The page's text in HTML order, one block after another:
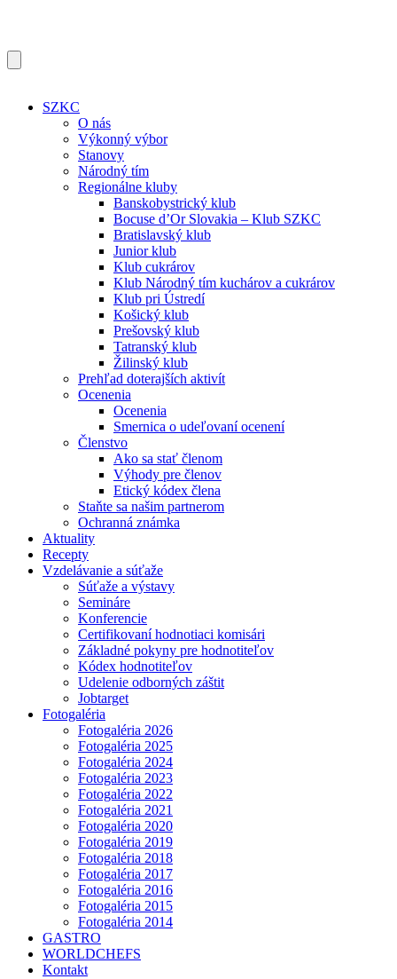
SZKC
O nás
Výkonný výbor
Stanovy
Národný tím
Regionálne kluby
Banskobystrický klub
Bocuse d’Or Slovakia – Klub SZKC
Bratislavský klub
Junior klub
Klub cukrárov
Klub Národný tím kuchárov a cukrárov
Klub pri Ústredí
Košický klub
Prešovský klub
Tatranský klub
Žilinský klub
Prehľad doterajších aktivít
Ocenenia
Ocenenia
Smernica o udeľovaní ocenení
Členstvo
Ako sa stať členom
Výhody pre členov
Etický kódex člena
Staňte sa našim partnerom
Ochranná známka
Aktuality
Recepty
Vzdelávanie a súťaže
Súťaže a výstavy
Semináre
Konferencie
Certifikovaní hodnotiaci komisári
Základné pokyny pre hodnotiteľov
Kódex hodnotiteľov
Udelenie odborných záštit
Jobtarget
Fotogaléria
Fotogaléria 2026
Fotogaléria 2025
Fotogaléria 2024
Fotogaléria 2023
Fotogaléria 2022
Fotogaléria 2021
Fotogaléria 2020
Fotogaléria 2019
Fotogaléria 2018
Fotogaléria 2017
Fotogaléria 2016
Fotogaléria 2015
Fotogaléria 2014
GASTRO
WORLDCHEFS
Kontakt